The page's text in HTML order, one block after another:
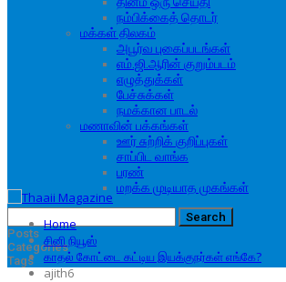
நம்பிக்கைத் தொடர்
மக்கள் திலகம்
அபூர்வ புகைப்படங்கள்
எம்.ஜி.ஆரின் குறும்படம்
எழுத்துக்கள்
பேச்சுக்கள்
நமக்கான பாடல்
மணாவின் பக்கங்கள்
ஊர் சுற்றிக் குறிப்புகள்
சாப்பிட வாங்க
பரண்
மறக்க முடியாத முகங்கள்
Posts
Categories
Tags
Home
சினி நியூஸ்
காதல் கோட்டை கட்டிய இயக்குநர்கள் எங்கே?
ajith6